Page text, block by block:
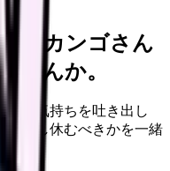
、カンゴさん
せんか。
今の気持ちを吐き出し
、少し休むべきかを一緒